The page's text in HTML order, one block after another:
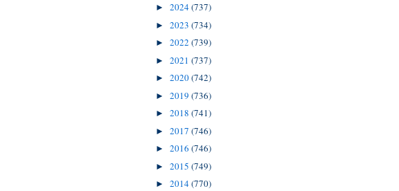
► 2024(737)
► 2023 (734)
► 2022 (739)
► 2021 (737)
► 2020(742)
► 2019 (736)
► 2018 (741)
► 2017 (746)
► 2016 (746)
► 2015 (749)
► 2014(770)